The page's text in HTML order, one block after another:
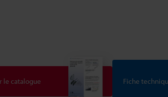
le catalogue Fiche